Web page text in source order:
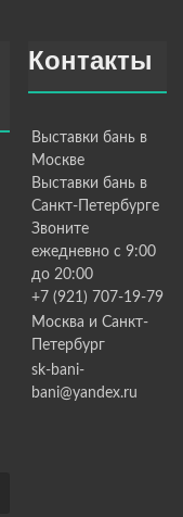
Контакты
Выставки бань в
Москве
Выставки бань в
Санкт-Петербурге
Звоните
ежедневно с 9:00
до 20:00
+7 (921) 707-19-79
Москва и Санкт-
Петербург
sk-bani-
bani@yandex.ru